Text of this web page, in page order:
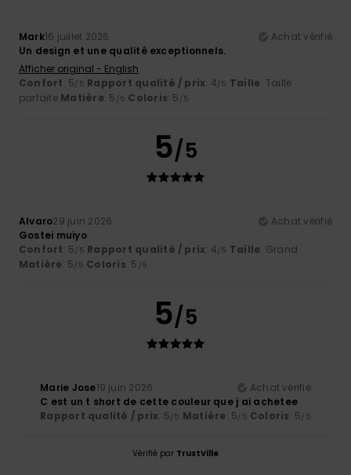
Mark16 juillet 2026
Achat vérifié
Un design et une qualité exceptionnels.
Afficher original - English
Confort: 5/5 Rapport qualité / prix: 4/5 Taille: Taille
parfaite Matière: 5 /5 Coloris: 5 /5
5/5
Alvaro29 juin 2026
Achat vérifié
Gostei muiyo
Confort: 5/5 Rapport qualité / prix: 4/5 Taille: Grand
Matière: 5/5 Coloris: 5 /5
5/5
Marie Jose19 juin 2026
Achat vérifié
C est un t short de cette couleur que j ai achetee
Rapport qualité / prix: 5/5 Matière: 5/5 Coloris: 5/5
Vérifié par TrustVille